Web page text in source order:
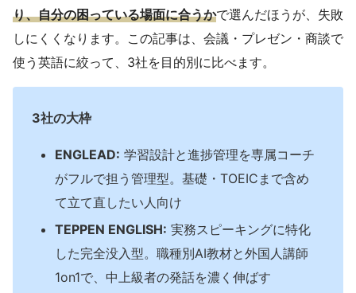
り、自分の困っている場面に合うかで選んだほうが、失敗
しにくくなります。この記事は、会議・プレゼン・商談で
使う英語に絞って、3社を目的別に比べます。
3社の大枠
ENGLEAD: 学習設計と進捗管理を専属コーチ
がフルで担う管理型。基礎・TOEICまで含め
て立て直したい人向け
TEPPEN ENGLISH: 実務スピーキングに特化
した完全没入型。職種別AI教材と外国人講師
1on1で、中上級者の発話を濃く伸ばす